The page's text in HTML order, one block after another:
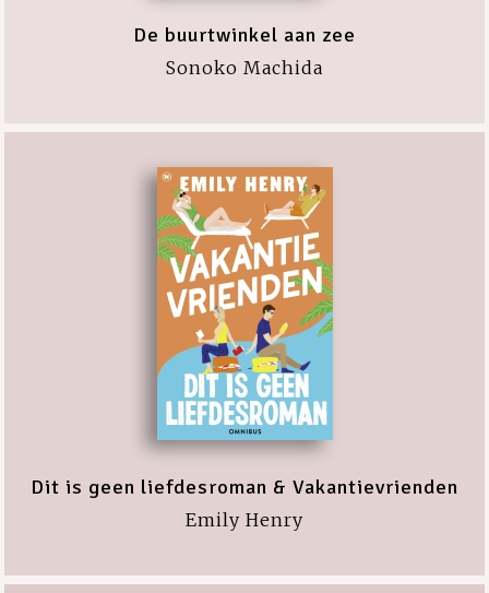
De buurtwinkel aan zee
Sonoko Machida
Dit is geen liefdesroman & Vakantievrienden
Emily Henry